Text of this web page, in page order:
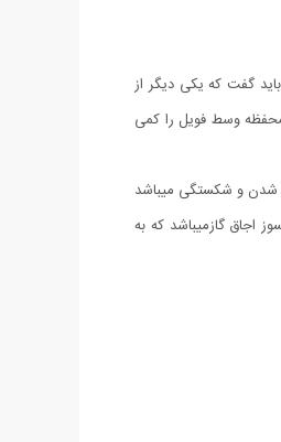
گفت که یکی دیگر از
وسط فویل را کمی
شدن و شکستگی میباشد
، بهترین و کم هزینه ترین راه برای محافظت از صفحه روی گاز خرید یک پک 10 عددی محافظ نسوز اجاق گازمیباشد که به